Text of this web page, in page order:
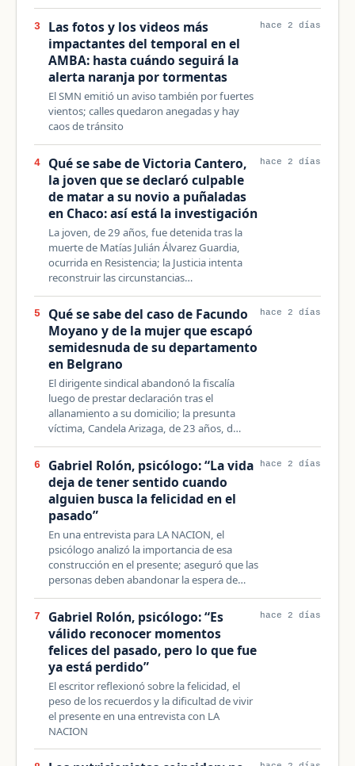
3
Las fotos y los videos más
impactantes del temporal en el
AMBA: hasta cuándo seguirá la
alerta naranja por tormentas
El SMN emitió un aviso también por fuertes
vientos; calles quedaron anegadas y hay
caos de tránsito
hace 2 días
4
Qué se sabe de Victoria Cantero,
la joven que se declaró culpable
de matar a su novio a puñaladas
en Chaco: así está la investigación
La joven, de 29 años, fue detenida tras la
muerte de Matías Julián Álvarez Guardia,
ocurrida en Resistencia; la Justicia intenta
reconstruir las circunstancias…
hace 2 días
5
Qué se sabe del caso de Facundo
Moyano y de la mujer que escapó
semidesnuda de su departamento
en Belgrano
El dirigente sindical abandonó la fiscalía
luego de prestar declaración tras el
allanamiento a su domicilio; la presunta
víctima, Candela Arizaga, de 23 años, d…
hace 2 días
6
Gabriel Rolón, psicólogo: “La vida
deja de tener sentido cuando
alguien busca la felicidad en el
pasado”
En una entrevista para LA NACION, el
psicólogo analizó la importancia de esa
construcción en el presente; aseguró que las
personas deben abandonar la espera de…
hace 2 días
7
Gabriel Rolón, psicólogo: “Es
válido reconocer momentos
felices del pasado, pero lo que fue
ya está perdido”
El escritor reflexionó sobre la felicidad, el
peso de los recuerdos y la dificultad de vivir
el presente en una entrevista con LA
NACION
hace 2 días